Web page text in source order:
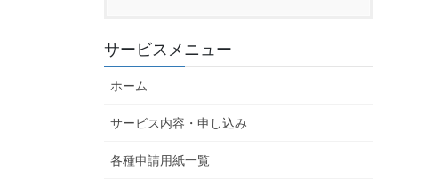
サービスメニュー
ホーム
サービス内容・申し込み
各種申請用紙一覧